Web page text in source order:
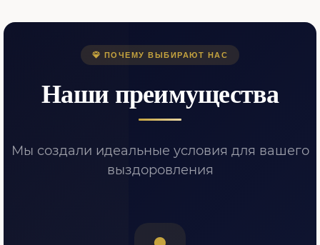
ПОЧЕМУ ВЫБИРАЮТ НАС
Наши преимущества
Мы создали идеальные условия для вашего
выздоровления